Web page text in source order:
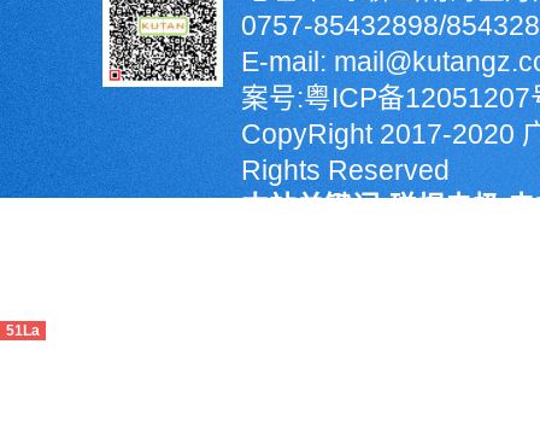
0757-85432898/
E-mail:
案号:粤ICP备12051207
CopyRight 2017-2020
Rights Reserved
本站关键词:碰焊电极,
51La